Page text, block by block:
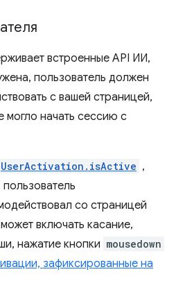
встроенные API ИИ,
пользователь должен
с вашей страницей,
начать сессию с
UserActivation.isActive ,
со страницей
включать касание,
нажатие кнопки mousedown
зафиксированные на